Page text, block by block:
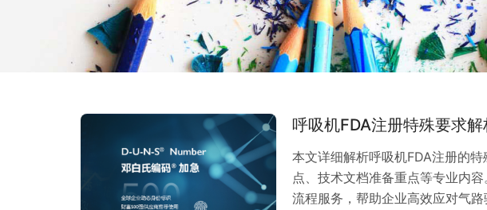
呼吸机FDA注册特殊要求
本文详细解析呼吸机FDA注册的
点、技术文档准备重点等专业内
流程服务，帮助企业高效应对气